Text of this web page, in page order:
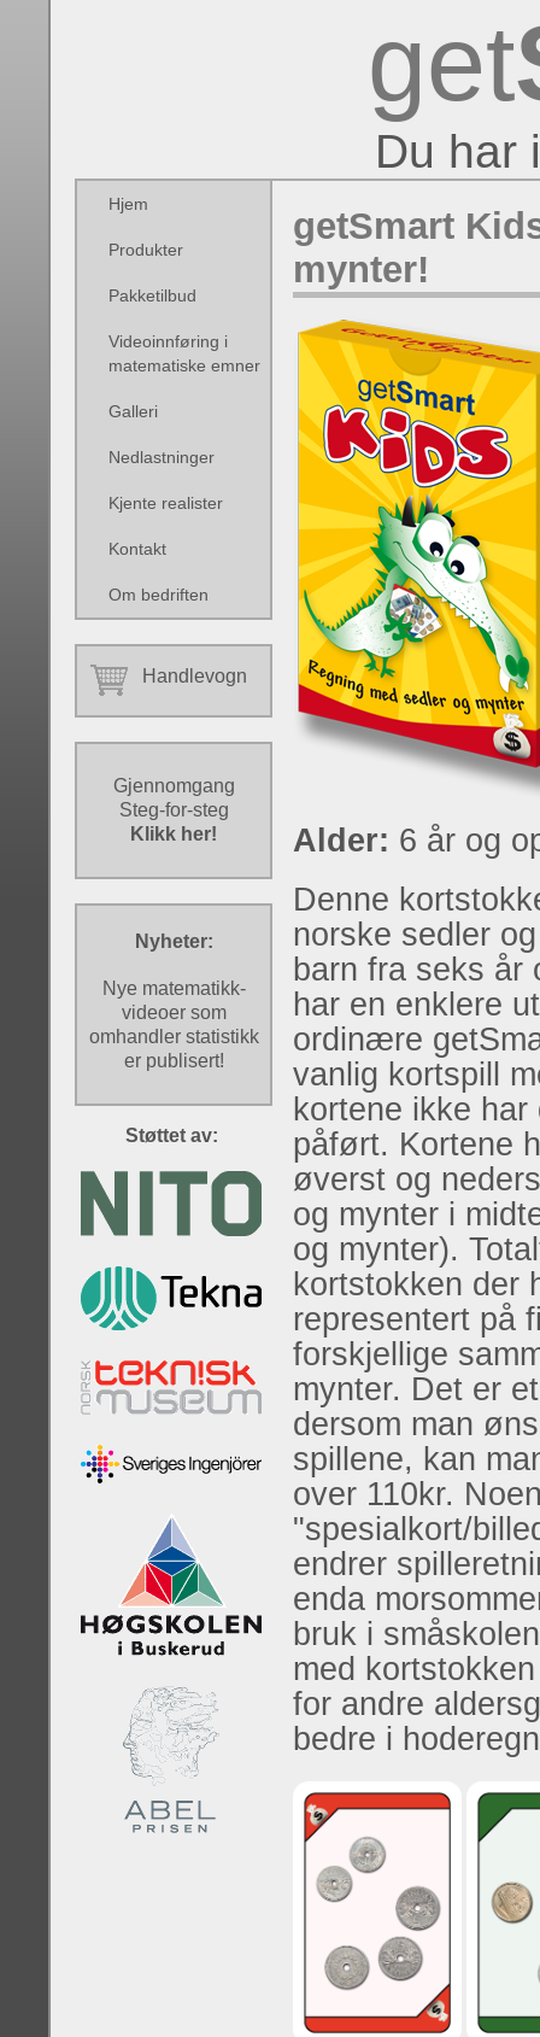
get
Du har
getSmart
mynter!
Alder: 6 år og
Denne
norske sedler
barn fra seks år
har en enklere
ordinære
vanlig kortspill
kortene ikke
påført. Kortene
øverst og
og mynter i
og mynter).
kortstokken der
representert på
forskjellige
mynter. Det er
dersom man
spillene, kan
over 110kr.
"spesialkort/
endrer
enda
bruk i
med
for andre
bedre i
Hjem
Produkter
Pakketilbud
Videoinnføring i
matematiske emner
Galleri
Nedlastninger
Kjente realister
Kontakt
Om bedriften
Handlevogn
Gjennomgang
Steg-for-steg
Klikk her!
Nyheter:
Nye matematikk-
videoer som
omhandler statistikk
er publisert!
Støttet av: